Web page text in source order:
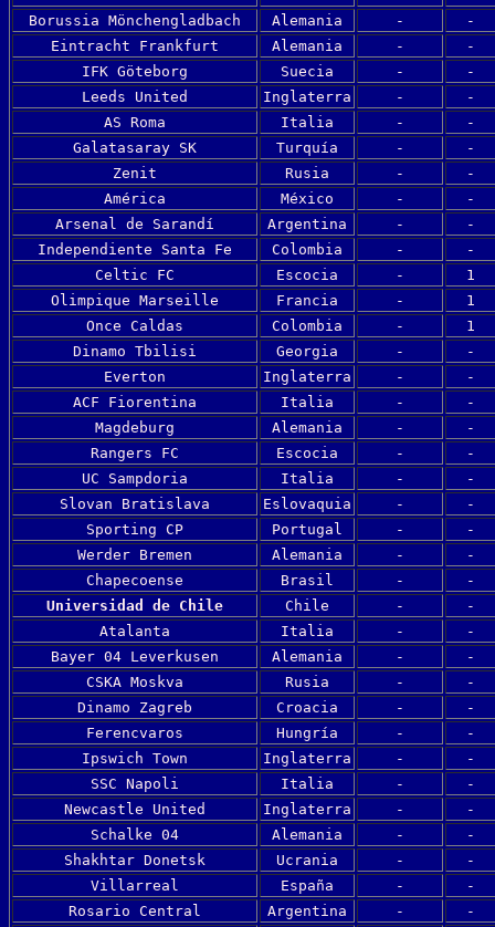
Borussia Mönchengladbach
Alemania -
-
Eintracht Frankfurt
Alemania -
-
IFK Göteborg
Suecia -
-
Leeds United
Inglaterra -
-
AS Roma
Italia -
-
Galatasaray SK
Turquía -
-
Zenit
Rusia -
-
América
México -
-
Arsenal de Sarandí
Argentina -
-
Independiente Santa Fe
Colombia -
-
Celtic FC
Escocia -
1
Olimpique Marseille
Francia -
1
Once Caldas
Colombia -
1
Dinamo Tbilisi
Georgia -
-
Everton
Inglaterra -
-
ACF Fiorentina
Italia -
-
Magdeburg
Alemania -
-
Rangers FC
Escocia -
-
UC Sampdoria
Italia -
-
Slovan Bratislava
Eslovaquia -
-
Sporting CP
Portugal -
-
Werder Bremen
Alemania -
-
Chapecoense
Brasil -
-
Universidad de Chile
Chile -
-
Atalanta
Italia -
-
Bayer 04 Leverkusen
Alemania -
-
CSKA Moskva
Rusia -
-
Dinamo Zagreb
Croacia -
-
Ferencvaros
Hungría -
-
Ipswich Town
Inglaterra -
-
SSC Napoli
Italia -
-
Newcastle United
Inglaterra -
-
Schalke 04
Alemania -
-
Shakhtar Donetsk
Ucrania -
-
Villarreal
España -
-
Rosario Central
Argentina -
-